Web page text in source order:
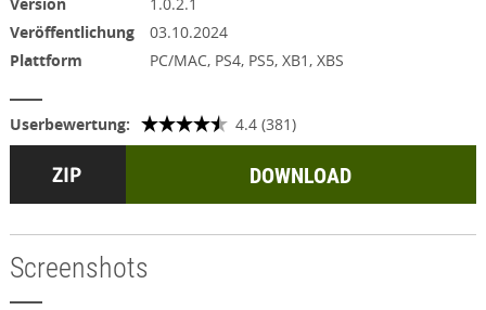
Veröffentlichung
03.10.2024
Plattform
PC/MAC, PS4, PS5, XB1, XBS
Userbewertung: 4.4 (381)
DOWNLOAD
Screenshots